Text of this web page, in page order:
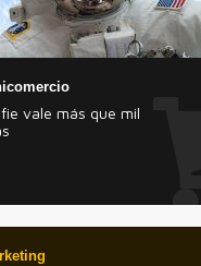
vale más que mil